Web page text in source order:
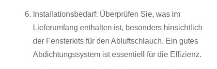
Installationsbedarf: Überprüfen Sie, was im
Lieferumfang enthalten ist, besonders hinsichtlich
der Fensterkits für den Abluftschlauch. Ein gutes
Abdichtungssystem ist essentiell für die Effizienz.